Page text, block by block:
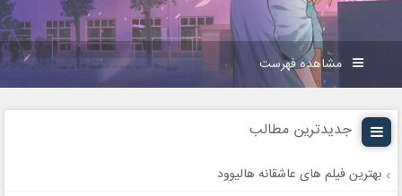
مشاهده فهرست
جدیدترین مطالب
بهترین فیلم های عاشقانه هالیوود